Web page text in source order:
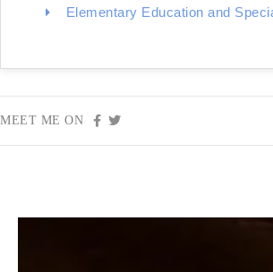
Elementary Education and
MEET ME ON